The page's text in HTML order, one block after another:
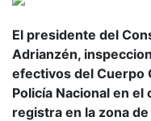
El presidente del
Adrianzén,
efectivos del Cuerpo
Policía Nacional en
registra en la zona